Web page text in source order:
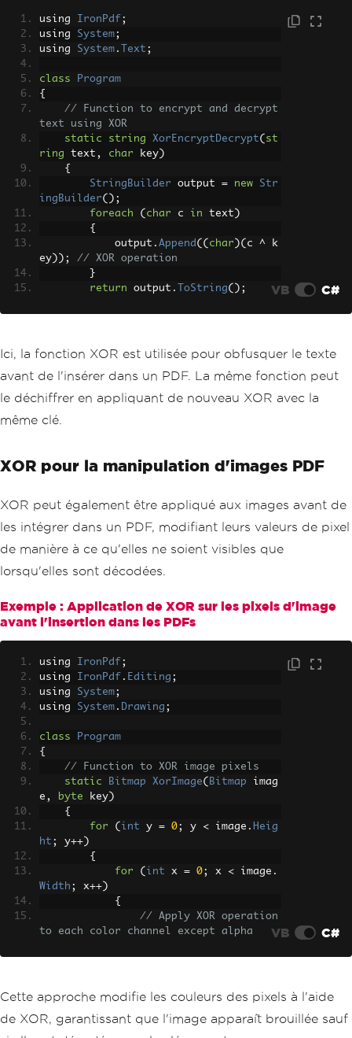
using IronPdf ;
using System;
using System . Text ;
class
Program
{
// Function to encrypt and decrypt
text using XOR
static
string XorEncryptDecrypt( st
ring text , char key )
{
StringBuilder output = new
Str
ingBuilder();
foreach
( char c in text )
{
            output
. Append (( char )( c ^ k
ey ));
// XOR operation
}
return output . ToString();
{
"Confidential Infor
mation";
key 'X'
// Simple XOR
270);
// Create a new PDF document
Types
TimesNewRoman Name, FontSize
0,
PageIndex: 0, X: 150, Y:
3
00 , Color Black Rotation );
// Draw
the text
        pdf
.SaveAs("XorEncoded.pdf"
Console.WriteLine ("PDF with XO
R-encoded text created.");
VB C#
Ici, la fonction XOR est utilisée pour obfusquer le texte
avant de l'insérer dans un PDF. La même fonction peut
le déchiffrer en appliquant de nouveau XOR avec la
même clé.
XOR pour la manipulation d'images PDF
XOR peut également être appliqué aux images avant de
les intégrer dans un PDF, modifiant leurs valeurs de pixel
de manière à ce qu'elles ne soient visibles que
lorsqu'elles sont décodées.
Exemple : Application de XOR sur les pixels d'image
avant l'insertion dans les PDFs
using IronPdf ;
using IronPdf . Editing ;
using System;
using System . Drawing ;
class
Program
{
// Function to XOR image pixels
static
Bitmap XorImage( Bitmap imag
e , byte key )
{
for
( int y = 0; y < image . Heig
ht ; y++)
{
for
( int x = 0; x < image .
Width ; x++)
{
// Apply XOR operation
to each color channel except alpha
FromArgb pixel A pixel key
pix
el
.
                image
.SetPixel(x, y, n
VB C#
Cette approche modifie les couleurs des pixels à l'aide
de XOR, garantissant que l'image apparaît brouillée sauf